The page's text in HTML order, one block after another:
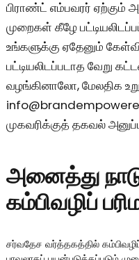
பிராண்ட் எம்பவரர் ஏற்கும்
முறைகள் கீழே
உங்களுக்கு ஏதேனும்
பட்டியலிடப்படாத வேறு
வழங்கினாலோ, மேலதிக
முகவரிக்குத் தகவல்
அனைத்து
கம்பிவழிப்
சர்வதேச வர்த்தகத்தில்